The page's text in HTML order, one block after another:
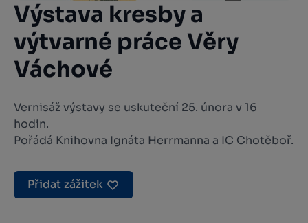
Výstava kresby a
výtvarné práce Věry
Váchové
Vernisáž výstavy se uskuteční 25. února v 16
hodin.
Pořádá Knihovna Ignáta Herrmanna a IC Chotěboř.
Přidat zážitek